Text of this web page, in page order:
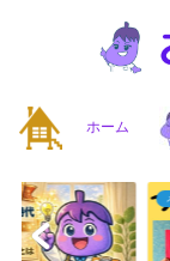
ホーム